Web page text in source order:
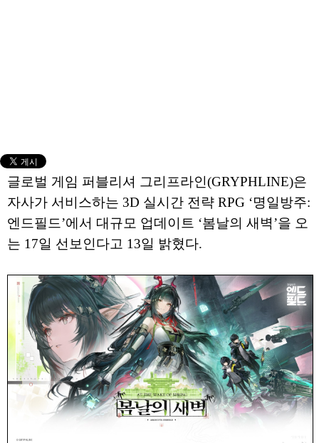
글로벌 게임 퍼블리셔 그리프라인(GRYPHLINE)은
자사가 서비스하는 3D 실시간 전략 RPG ‘명일방주:
엔드필드’에서 대규모 업데이트 ‘봄날의 새벽’을 오
는 17일 선보인다고 13일 밝혔다.